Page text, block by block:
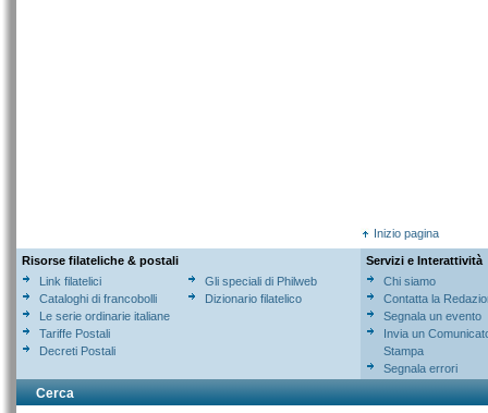
Inizio pagina
Risorse filateliche & postali
Link filatelici
Cataloghi di francobolli
Le serie ordinarie italiane
Tariffe Postali
Decreti Postali
Gli speciali di Philweb
Dizionario filatelico
Servizi e Interattività
Chi siamo
Contatta la
Segnala un evento
Invia un
Stampa
Segnala errori
Cerca